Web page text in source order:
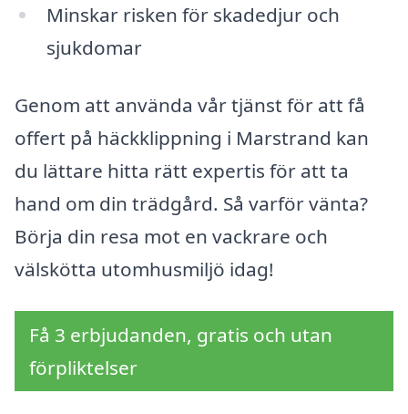
Minskar risken för skadedjur och
sjukdomar
Genom att använda vår tjänst för att få
offert på häckklippning i Marstrand kan
du lättare hitta rätt expertis för att ta
hand om din trädgård. Så varför vänta?
Börja din resa mot en vackrare och
välskötta utomhusmiljö idag!
Få 3 erbjudanden, gratis och utan
förpliktelser